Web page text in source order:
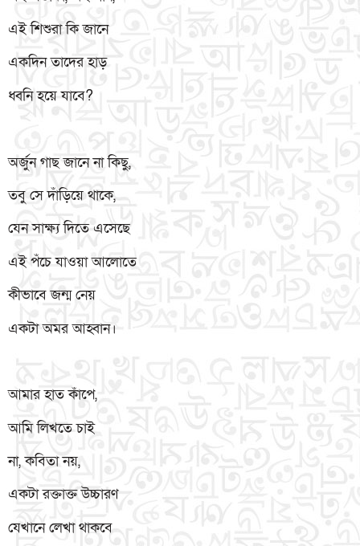
এই শিশুরা কি জানে
একদিন তাদের হাড়
ধ্বনি হয়ে যাবে?
অর্জুন গাছ জানে না কিছু,
তবু সে দাঁড়িয়ে থাকে,
যেন সাক্ষ্য দিতে এসেছে
এই পঁচে যাওয়া আলোতে
কীভাবে জন্ম নেয়
একটা অমর আহ্বান।
আমার হাত কাঁপে,
আমি লিখতে চাই
না, কবিতা নয়,
একটা রক্তাক্ত উচ্চারণ
যেখানে লেখা থাকবে